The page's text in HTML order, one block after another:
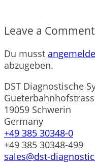
Leave a Comment
Du musst
abzugeben.
DST Diagnostische
19059 Schwerin
Germany
+49 385 30348-0
+49 385 30348-499
sales@dst-